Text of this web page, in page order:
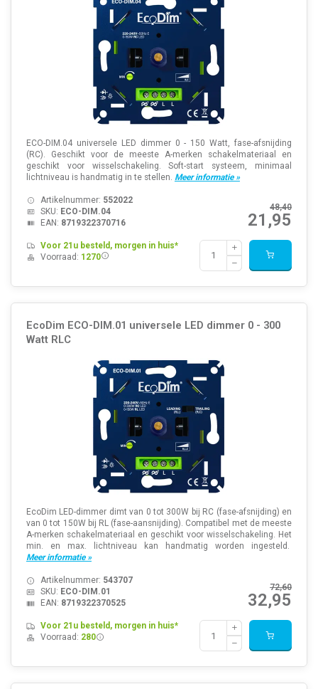
ECO-DIM.04 universele LED dimmer 0 - 150 Watt, fase-afsnijding
(RC). Geschikt voor de meeste A-merken schakelmateriaal en
geschikt voor wisselschakeling. Soft-start systeem, minimaal
lichtniveau is handmatig in te stellen. Meer informatie »
48,40
21,95
Artikelnummer: 552022
SKU: ECO-DIM.04
EAN: 8719322370716
Voor 21u besteld, morgen in huis*
Voorraad: 1270
EcoDim ECO-DIM.01 universele LED dimmer 0 - 300
Watt RLC
EcoDim LED-dimmer dimt van 0 tot 300W bij RC (fase-afsnijding) en
van 0 tot 150W bij RL (fase-aansnijding). Compatibel met de meeste
A-merken schakelmateriaal en geschikt voor wisselschakeling. Het
min. en max. lichtniveau kan handmatig worden ingesteld.
Meer informatie »
72,60
32,95
Artikelnummer: 543707
SKU: ECO-DIM.01
EAN: 8719322370525
Voor 21u besteld, morgen in huis*
Voorraad: 280